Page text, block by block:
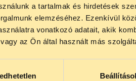
a tartalmak és hirdetések
elemzéséhez. Ezenkívül
vonatkozó adatait, akik
az Ön által használt más
03